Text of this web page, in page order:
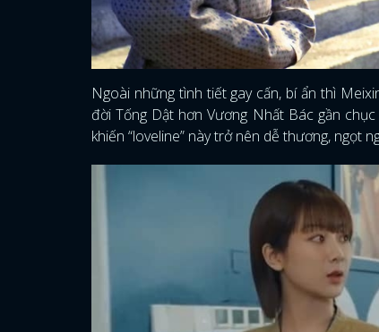
Ngoài những tình tiết gay cấn, bí ẩn thì
đời Tống Dật hơn Vương Nhất Bác gần
khiến “loveline” này trở nên dễ thương, ngọt